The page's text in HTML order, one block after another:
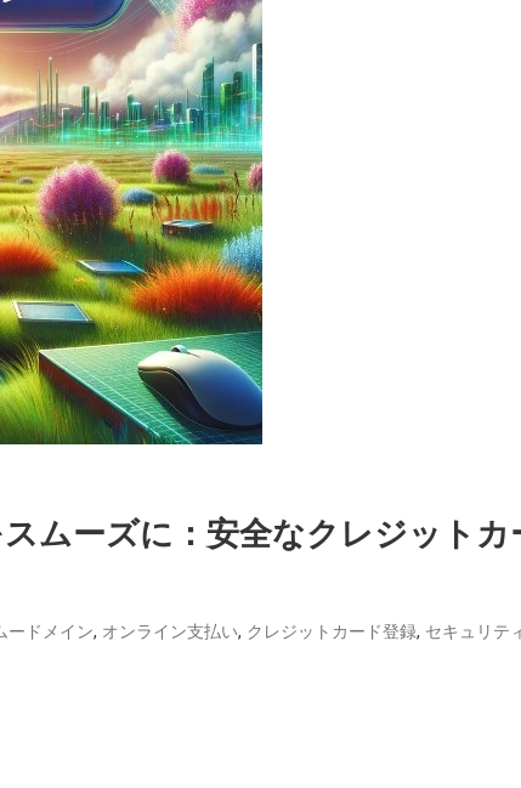
ムーズに：安全なクレジットカ
ードメイン, オンライン支払い, クレジットカード登録, セキュリテ